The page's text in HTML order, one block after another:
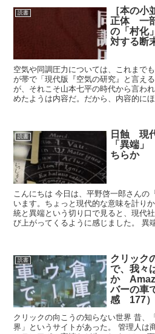
読書
［本の
正体 一
の「村化
対する断
空気や同調圧力については、これまで
が帯で「現代版『空気の研究』と言え
が、それこそ山本七平の時代から言わ
めたようは内容だ。だから、内容的に
読書
日蝕 現
「異端
ちらか
こんにちは 今日は、平野啓一郎さんの
います。ちょっと現代的な意味を計り
統と異端という切り口で見ると、現代
び上がってくるように感じました。 異
読書
クリック
で、我々
か
バーの車
感 177）
クリックの向こうの知らない世界 昔、
界」というサイトがあった。 管理人は